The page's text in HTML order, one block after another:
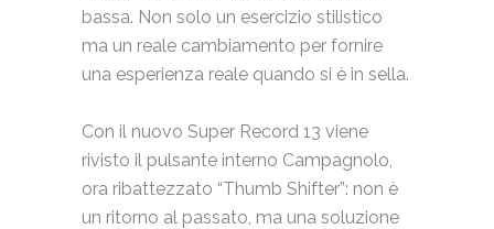
bassa. Non solo un esercizio stilistico
ma un reale cambiamento per fornire
una esperienza reale quando si è in sella.
Con il nuovo Super Record 13 viene
rivisto il pulsante interno Campagnolo,
ora ribattezzato “Thumb Shifter”: non è
un ritorno al passato, ma una soluzione